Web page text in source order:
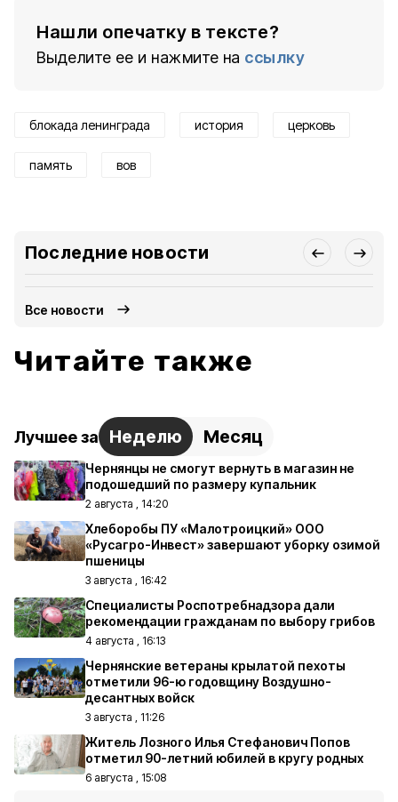
Нашли опечатку в тексте?
Выделите ее и нажмите на ссылку
блокада ленинграда история церковь
память вов
Последние новости
Все новости
Читайте также
Лучшее за Неделю Месяц
Чернянцы не смогут вернуть в магазин не
подошедший по размеру купальник
2 августа , 14:20
Хлеборобы ПУ «Малотроицкий» ООО
«Русагро-Инвест» завершают уборку озимой
пшеницы
3 августа , 16:42
Специалисты Роспотребнадзора дали
рекомендации гражданам по выбору грибов
4 августа , 16:13
Чернянские ветераны крылатой пехоты
отметили 96-ю годовщину Воздушно-
десантных войск
3 августа , 11:26
Житель Лозного Илья Стефанович Попов
отметил 90-летний юбилей в кругу родных
6 августа , 15:08